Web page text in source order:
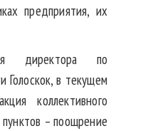
предприятия, их
директора по
Голоскок, в текущем
коллективного
– поощрение